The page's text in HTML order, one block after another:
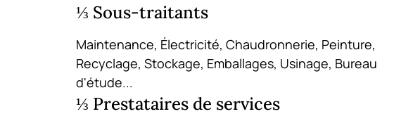
⅓ Sous-traitants
Maintenance, Électricité, Chaudronnerie, Peinture,
Recyclage, Stockage, Emballages, Usinage, Bureau
d'étude...
⅓ Prestataires de services